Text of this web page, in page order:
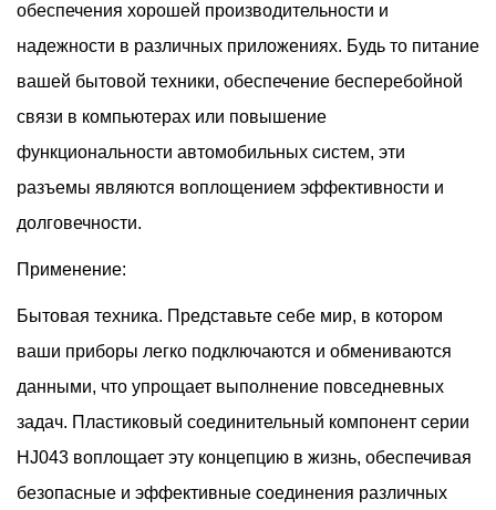
обеспечения хорошей производительности и
надежности в различных приложениях. Будь то питание
вашей бытовой техники, обеспечение бесперебойной
связи в компьютерах или повышение
функциональности автомобильных систем, эти
разъемы являются воплощением эффективности и
долговечности.
Применение:
Бытовая техника. Представьте себе мир, в котором
ваши приборы легко подключаются и обмениваются
данными, что упрощает выполнение повседневных
задач. Пластиковый соединительный компонент серии
HJ043 воплощает эту концепцию в жизнь, обеспечивая
безопасные и эффективные соединения различных